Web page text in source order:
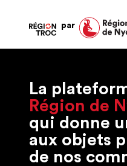
par
La
Région de
qui donne
aux objets
de nos